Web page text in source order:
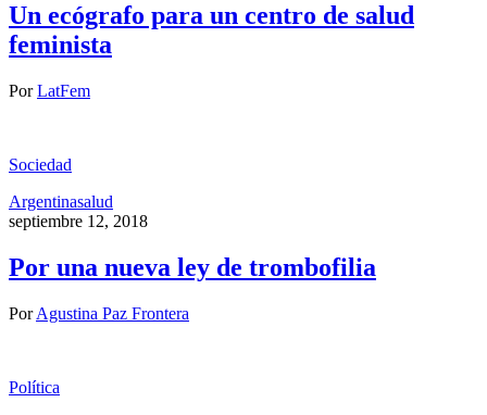
Un ecógrafo para un centro de salud
feminista
PorLatFem
Sociedad
Argentinasalud
septiembre 12, 2018
Por una nueva ley de trombofilia
PorAgustina Paz Frontera
Política